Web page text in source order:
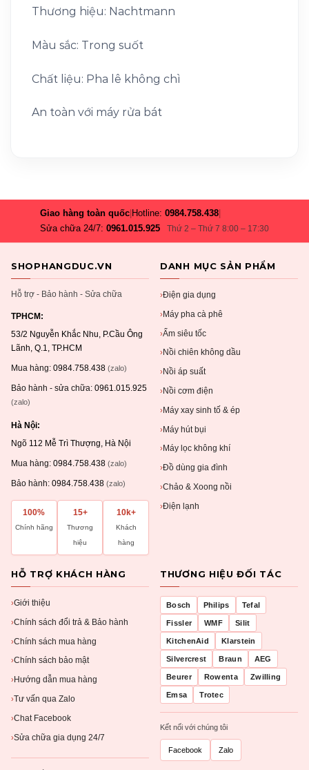
Thương hiệu: Nachtmann
Màu sắc: Trong suốt
Chất liệu: Pha lê không chì
An toàn với máy rửa bát
Giao hàng toàn quốc Hotline:0984.758.438
Sửa chữa 24/7:0961.015.925 Thứ 2 – Thứ 7 8:00 – 17:30
SHOPHANGDUC.VN
Hỗ trợ - Bảo hành - Sửa chữa
TPHCM:
53/2 Nguyễn Khắc Nhu, P.Cầu Ông
Lãnh, Q.1, TP.HCM
Mua hàng: 0984.758.438 (zalo)
Bảo hành - sửa chữa: 0961.015.925
(zalo)
Hà Nội:
Ngõ 112 Mễ Trì Thượng, Hà Nội
Mua hàng: 0984.758.438 (zalo)
Bảo hành: 0984.758.438 (zalo)
100%
Chính hãng
15+
Thương
hiệu
10k+
Khách
hàng
DANH MỤC SẢN PHẨM
›Điện gia dụng
›Máy pha cà phê
›Ấm siêu tốc
› Nồi chiên không dầu
› Nồi áp suất
› Nồi cơm điện
›Máy xay sinh tố & ép
›Máy hút bụi
› Máy lọc không khí
›Đồ dùng gia đình
›Chảo & Xoong nồi
›Điện lạnh
HỖ TRỢ KHÁCH HÀNG
›Giới thiệu
›Chính sách đổi trả & Bảo hành
›Chính sách mua hàng
›Chính sách bảo mật
› Hướng dẫn mua hàng
›Tư vấn qua Zalo
›Chat Facebook
›Sửa chữa gia dụng 24/7
THƯƠNG HIỆU ĐỐI TÁC
Bosch Philips Tefal
Fissler WMF Silit
KitchenAid Klarstein
Silvercrest Braun AEG
Beurer Rowenta Zwilling
Emsa Trotec
Kết nối với chúng tôi
Facebook Zalo